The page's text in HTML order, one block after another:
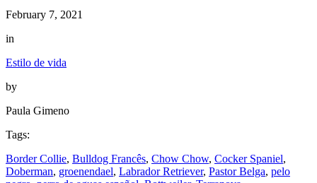
February 7, 2021
in
Estilo de vida
by
Paula Gimeno
Tags:
Border Collie, Bulldog Francês, Chow Chow, Cocker Spaniel
Doberman, groenendael, Labrador Retriever, Pastor Belga, pelo